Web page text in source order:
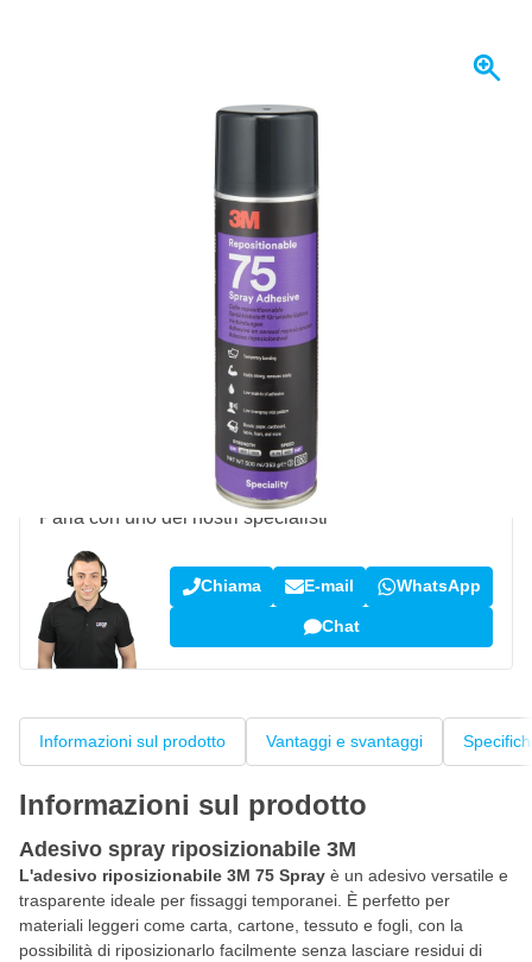
Aggiungi al Carrello
Ordina entro le 23:59,
spedito domani
da 150,- €
per resi & cambi
Recensioni dei clienti: 4,58/5(7.078 recensioni)
Domanda su questo prodotto?
Parla con uno dei nostri specialisti
Chiama E-mail WhatsApp
Chat
Informazioni sul prodotto Vantaggi e svantaggi
Informazioni sul prodotto
Adesivo spray riposizionabile 3M
L'adesivo riposizionabile 3M 75 Spray è un adesivo versatile e
trasparente ideale per fissaggi temporanei. È perfetto per
materiali leggeri come carta, cartone, tessuto e fogli, con la
possibilità di riposizionarlo facilmente senza lasciare residui di